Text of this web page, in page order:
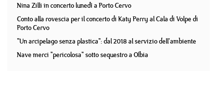
Nina Zilli in concerto lunedì a Porto Cervo
Conto alla rovescia per il concerto di Katy Perry al Cala di Volpe di
Porto Cervo
"Un arcipelago senza plastica": dal 2018 al servizio dell'ambiente
Nave merci "pericolosa" sotto sequestro a Olbia